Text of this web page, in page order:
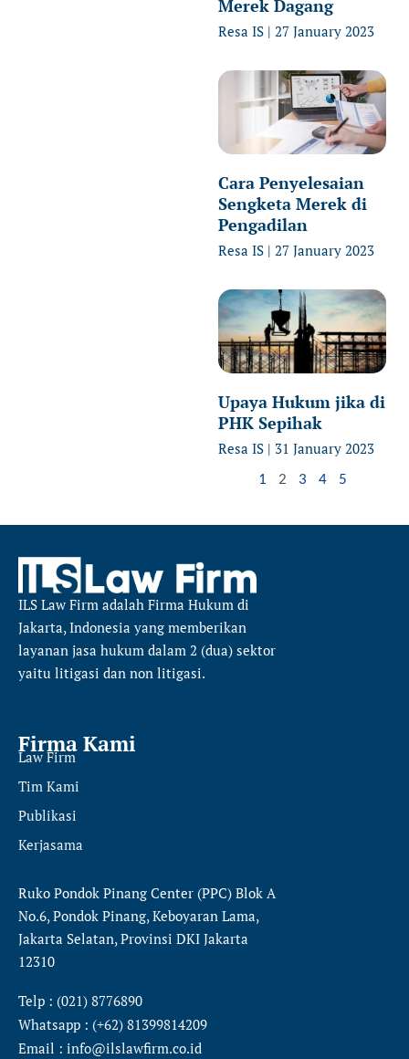
Merek Dagang
Resa IS 27 January 2023
Cara Penyelesaian
Sengketa Merek di
Pengadilan
Resa IS 27 January 2023
Upaya Hukum jika di
PHK Sepihak
Resa IS 31 January 2023
1 2 3 4 5
ILS Law Firm adalah Firma Hukum di
Jakarta, Indonesia yang memberikan
layanan jasa hukum dalam 2 (dua) sektor
yaitu litigasi dan non litigasi.
Firma Kami
Law Firm
Tim Kami
Publikasi
Kerjasama
Ruko Pondok Pinang Center (PPC) Blok A
No.6, Pondok Pinang, Keboyaran Lama,
Jakarta Selatan, Provinsi DKI Jakarta
12310
Telp : (021) 8776890
Whatsapp : (+62) 81399814209
Email : info@ilslawfirm.co.id